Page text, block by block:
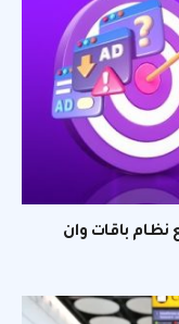
نظام باقات وان